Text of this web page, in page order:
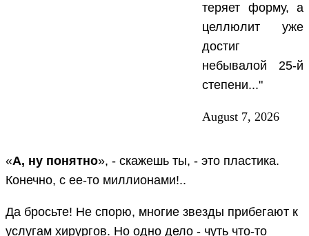
теряет форму, а
целлюлит уже
достиг
небывалой 25-й
степени..."
August 7, 2026
«А, ну понятно», - скажешь ты, - это пластика.
Конечно, с ее-то миллионами!..
Да бросьте! Не спорю, многие звезды прибегают к
услугам хирургов. Но одно дело - чуть что-то